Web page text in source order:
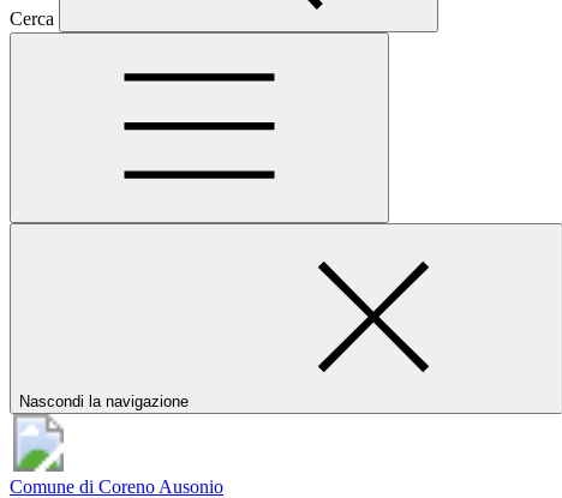
Cerca
Nascondi la navigazione
Comune di Coreno Ausonio